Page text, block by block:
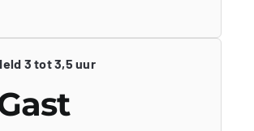
3 tot 3,5 uur